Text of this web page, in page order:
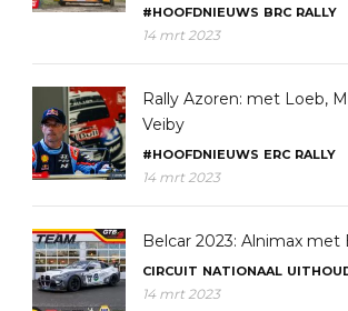
#HOOFDNIEUWS BRC RALLY
14 mrt 2023
Rally Azoren: met Loeb,
Veiby
#HOOFDNIEUWS ERC RALLY
14 mrt 2023
Belcar 2023: Alnimax met
CIRCUIT NATIONAAL
14 mrt 2023